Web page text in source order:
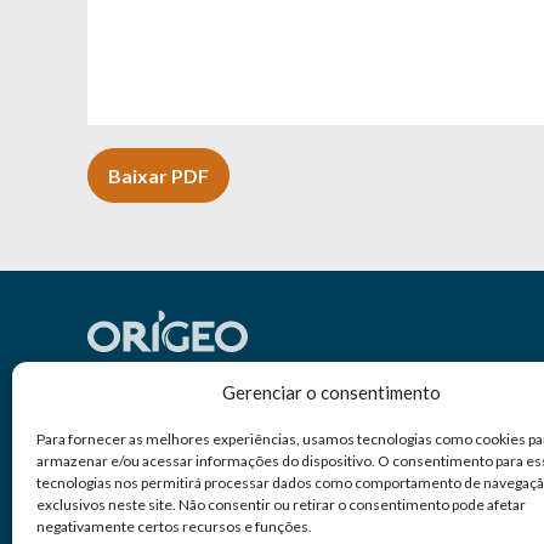
Gerenciar o consentimento
Para fornecer as melhores experiências, usamos tecnologias como cookies
armazenar e/ou acessar informações do dispositivo. O consentimento para
tecnologias nos permitirá processar dados como comportamento de
exclusivos neste site. Não consentir ou retirar o consentimento pode afetar
negativamente certos recursos e funções.
Baixar PDF
Sobre a ORÍGEO
Quem somos
Integridade
Produtos e Serviços
Ciclo de soluções
Ellas Genética
Sustentabilidade